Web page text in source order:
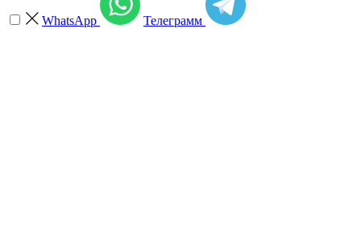
WhatsApp Телеграмм